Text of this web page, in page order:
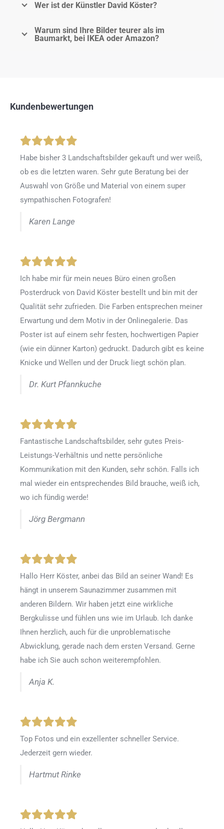
Wer ist der Künstler David Köster?
Warum sind Ihre Bilder teurer als im
Baumarkt, bei IKEA oder Amazon?
Kundenbewertungen
Habe bisher 3 Landschaftsbilder gekauft und wer weiß,
ob es die letzten waren. Sehr gute Beratung bei der
Auswahl von Größe und Material von einem super
sympathischen Fotografen!
Karen Lange
Ich habe mir für mein neues Büro einen großen
Posterdruck von David Köster bestellt und bin mit der
Qualität sehr zufrieden. Die Farben entsprechen meiner
Erwartung und dem Motiv in der Onlinegalerie. Das
Poster ist auf einem sehr festen, hochwertigen Papier
(wie ein dünner Karton) gedruckt. Dadurch gibt es keine
Knicke und Wellen und der Druck liegt schön plan.
Dr. Kurt Pfannkuche
Fantastische Landschaftsbilder, sehr gutes Preis-
Leistungs-Verhältnis und nette persönliche
Kommunikation mit den Kunden, sehr schön. Falls ich
mal wieder ein entsprechendes Bild brauche, weiß ich,
wo ich fündig werde!
Jörg Bergmann
Hallo Herr Köster, anbei das Bild an seiner Wand! Es
hängt in unserem Saunazimmer zusammen mit
anderen Bildern. Wir haben jetzt eine wirkliche
Bergkulisse und fühlen uns wie im Urlaub. Ich danke
Ihnen herzlich, auch für die unproblematische
Abwicklung, gerade nach dem ersten Versand. Gerne
habe ich Sie auch schon weiterempfohlen.
Anja K.
Top Fotos und ein exzellenter schneller Service.
Jederzeit gern wieder.
Hartmut Rinke